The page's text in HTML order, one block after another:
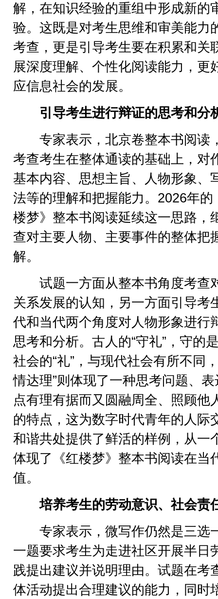
解，在知识经验的重组中形成新的
验。这既是对考生思维和审美能力
考查，更是引导考生要在积累和关
展深度理解、个性化阅读能力，更
应信息社会的发展。
引导考生进行辩证的思考和分
专家表示，北京卷整本书阅读
考查考生在整体通读的基础上，对
基本内容、思想主旨、人物形象、
法等的理解和把握能力。2026年的
楼梦》整本书阅读延续这一思路，
查对主要人物、主要事件的整体把
解。
试题一方面从整本书角度考查
关系发展的认知，另一方面引导考
代和当代两个角度对人物形象进行
思考和分析。古人的“守礼”，守的
社会的“礼”，与现代社会有所不同
情达理”则体现了一种思考问题、
点有理有据而又圆融周全、照顾他
的特点，这为数字时代青年的人际
和谐共处提供了鲜活的样例，从一
体现了《红楼梦》整本书阅读在当
值。
培养考生的劳动意识、社会责
专家表示，微写作仍然是三选
一题要求考生为走进社区开展半日
践提出建议并说明理由。试题在考
体活动提出合理建议的能力，同时